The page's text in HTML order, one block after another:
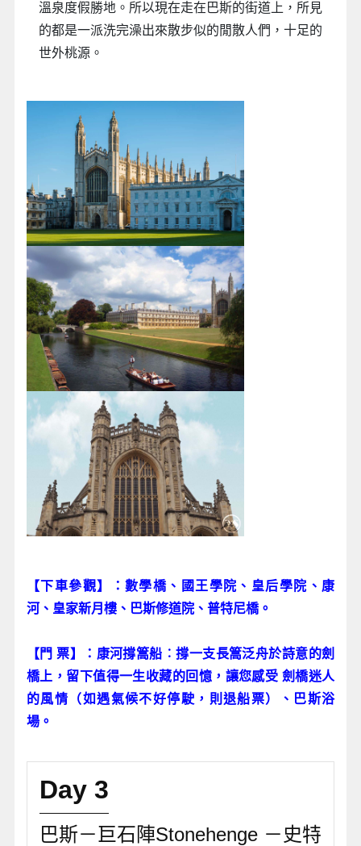
溫泉度假勝地。所以現在走在巴斯的街道上，所見
的都是一派洗完澡出來散步似的閒散人們，十足的
世外桃源。
【下車參觀】：數學橋、國王學院、皇后學院、康
河、皇家新月樓、巴斯修道院、普特尼橋。
【門 票】：康河撐篙船︰撐一支長篙泛舟於詩意的劍
橋上，留下值得一生收藏的回憶，讓您感受 劍橋迷人
的風情（如遇氣候不好停駛，則退船票）、巴斯浴
場。
Day 3
巴斯－巨石陣Stonehenge －史特